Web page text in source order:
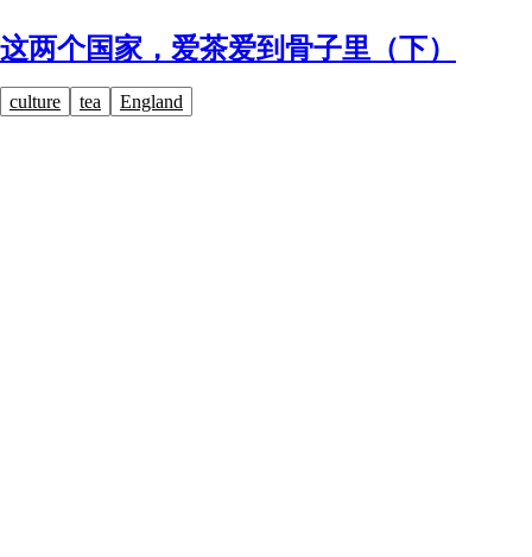
这两个国家，爱茶爱到骨子里（下）
culture tea England